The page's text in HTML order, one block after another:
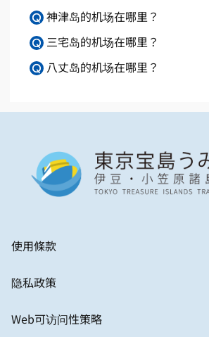
神津岛的机场在哪里？
三宅岛的机场在哪里？
八丈岛的机场在哪里？
使用條款
隐私政策
Web可访问性策略